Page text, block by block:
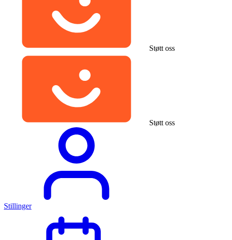
Støtt oss
Støtt oss
Stillinger